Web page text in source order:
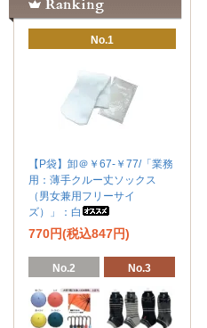
No.1
【P袋】卸＠￥67-￥77/「業務
用：薄手クルー丈ソックス
（男女兼用フリーサイ
ズ）」：白
770円(税込847円)
No.2 No.3